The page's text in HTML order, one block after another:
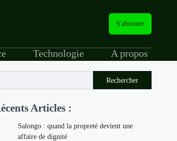
S'abonner
Technologie A propos
Rechercher
Articles :
Salongo : quand la propreté devient une
affaire de dignité